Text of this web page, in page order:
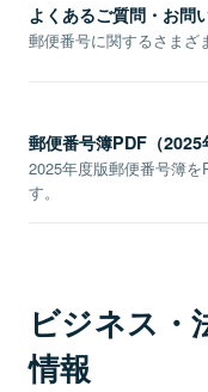
よくあるご質問・お問
郵便番号に関するさまざ
郵便番号簿PDF（2025
2025年度版郵便番号簿
す。
ビジネス・
情報